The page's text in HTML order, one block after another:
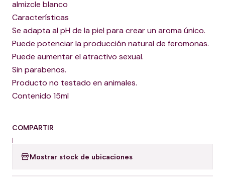
almizcle blanco
Características
Se adapta al pH de la piel para crear un aroma único.
Puede potenciar la producción natural de feromonas.
Puede aumentar el atractivo sexual.
Sin parabenos.
Producto no testado en animales.
Contenido 15ml
COMPARTIR
|
Mostrar stock de ubicaciones